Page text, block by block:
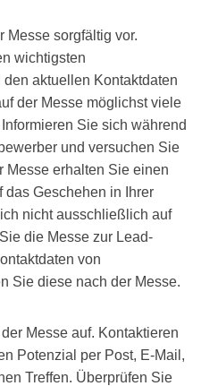
Messe sorgfältig vor.
wichtigsten
aktuellen Kontaktdaten
der Messe möglichst viele
Sie sich während
und versuchen Sie
Messe erhalten Sie einen
das Geschehen in Ihrer
nicht ausschließlich auf
die Messe zur Lead-
von
Sie diese nach der Messe.
Messe auf. Kontaktieren
Potenzial per Post, E-Mail,
Treffen. Überprüfen Sie